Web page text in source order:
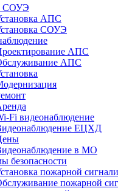
СОУЭ
АПС
СОУЭ
АПС
АПС
Fi видеонаблюдение
ЕЦХД
в МО
безопасности
пожарной
пожарной